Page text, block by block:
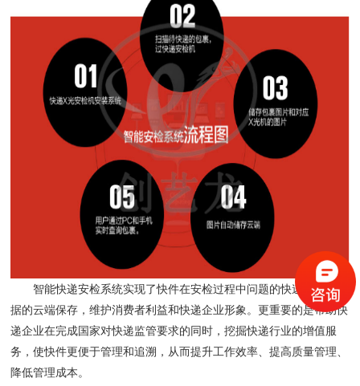
智能快递安检系统实现了快件在安检过程中问题的快速追溯，证
据的云端保存，维护消费者利益和快递企业形象。更重要的是帮助快
递企业在完成国家对快递监管要求的同时，挖掘快递行业的增值服
务，使快件更便于管理和追溯，从而提升工作效率、提高质量管理、
降低管理成本。